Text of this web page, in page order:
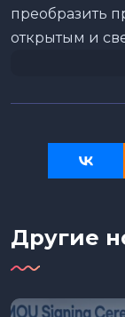
преобразить
открытым и
Другие